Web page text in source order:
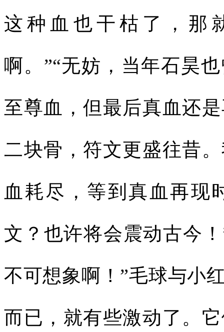
这种血也干枯了，那
啊。”“无妨，当年石昊
至尊血，但最后真血还
二块骨，符文更盛往昔
血耗尽，等到真血再现
文？也许将会震动古今
不可想象啊！”毛球与小
而已，就有些激动了。